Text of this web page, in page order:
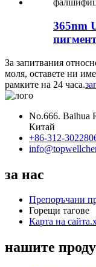
365nm
За запитвания
моля, оставете ни
рамките на 24 часа.
No.666. Baihua
Китай
+86-312-
за нас
Препоръчани
Горещи тагове
Карта на
нашите